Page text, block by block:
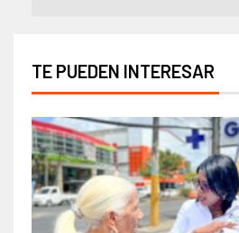
TE PUEDEN INTERESAR